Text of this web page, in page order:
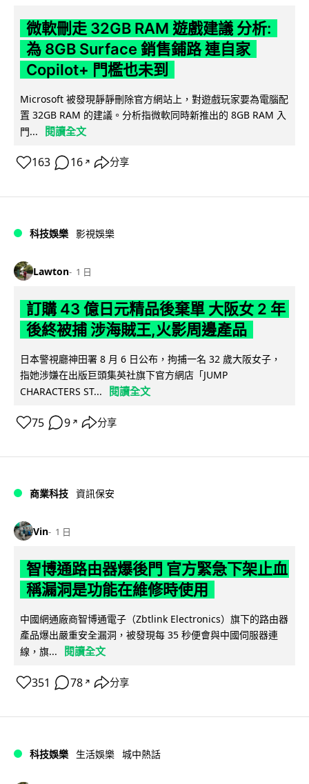
微軟刪走 32GB RAM 遊戲建議 分析:
為 8GB Surface 銷售鋪路 連自家
Copilot+ 門檻也未到
Microsoft 被發現靜靜刪除官方網站上，對遊戲玩家要為電腦配
置 32GB RAM 的建議。分析指微軟同時新推出的 8GB RAM 入
門...
閱讀全文
163 16 ↗ 分享
科技娛樂 影視娛樂
Lawton 1 日
訂購 43 億日元精品後棄單 大阪女 2 年
後終被捕 涉海賊王,火影周邊產品
日本警視廳神田署 8 月 6 日公布，拘捕一名 32 歲大阪女子，
指她涉嫌在出版巨頭集英社旗下官方網店「JUMP
CHARACTERS ST...
閱讀全文
75 9 ↗ 分享
商業科技 資訊保安
Vin 1 日
智博通路由器爆後門 官方緊急下架止血
稱漏洞是功能在維修時使用
中國網通廠商智博通電子（Zbtlink Electronics）旗下的路由器
產品爆出嚴重安全漏洞，被發現每 35 秒便會與中國伺服器連
線，旗...
閱讀全文
351 78 ↗ 分享
科技娛樂 生活娛樂 城中熱話